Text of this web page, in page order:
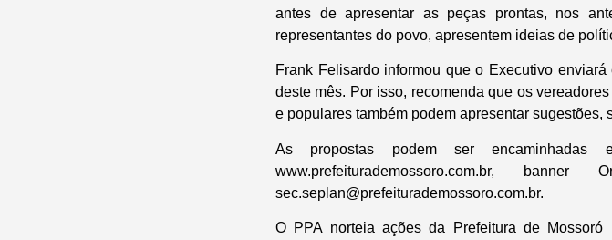
antes de apresentar as peças prontas, nos
representantes do povo, apresentem ideias de
Frank Felisardo informou que o Executivo
deste mês. Por isso, recomenda que os
e populares também podem apresentar sugestões,
As propostas podem ser encaminhadas
www.prefeiturademossoro.com.br,
sec.seplan@prefeiturademossoro.com.br.
O PPA norteia ações da Prefeitura de